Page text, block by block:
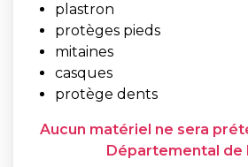
plastron
protèges pieds
mitaines
casques
protège dents
Aucun matériel ne sera
Départemental de